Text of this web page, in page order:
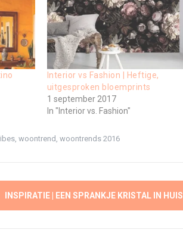
Interior vs Fashion | Heftige,
uitgesproken bloemprints
1 september 2017
In "Interior vs. Fashion"
, woontrend woontrends 2016
INSPIRATIE | EEN SPRANKJE KRISTAL IN HUIS